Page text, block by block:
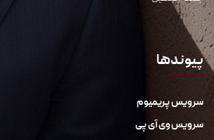
پیوندها
سرویس پریمیوم
سرویس وی آی پی